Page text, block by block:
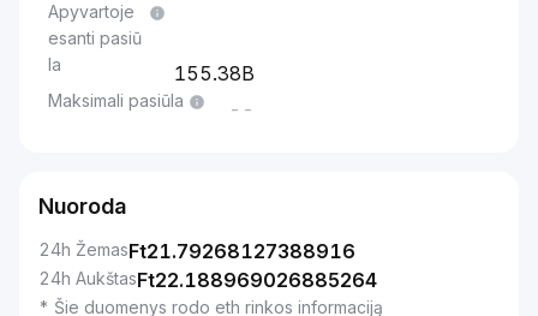
Apyvartoje
esanti pasiū
la
155.38B
Maksimali pasiūla --
Nuoroda
24h ŽemasFt21.79268127388916
24h AukštasFt22.188969026885264
* Šie duomenys rodo eth rinkos informaciją